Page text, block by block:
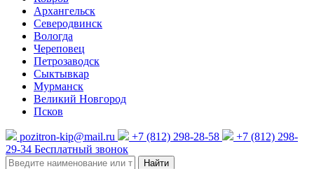
Архангельск
Северодвинск
Вологда
Череповец
Петрозаводск
Сыктывкар
Мурманск
Великий Новгород
Псков
pozitron-kip@mail.ru +7 (812) 298-28-58
+7 (812) 298-
29-34 Бесплатный звонок
Найти